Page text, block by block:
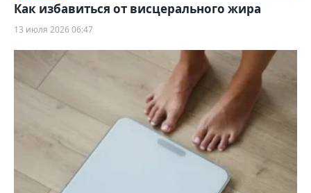
Как избавиться от висцерального жира
13 июля 2026 06:47